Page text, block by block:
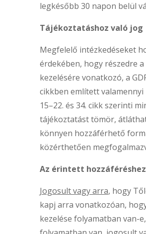
legkésőbb 30 napon belül
Tájékoztatáshoz való jog
Megfelelő intézkedéseket
érdekében, hogy részedre
kezelésére vonatkozó, a
cikkben említett
15–22. és 34. cikk szerinti
tájékoztatást tömör,
könnyen hozzáférhető
közérthetően
Az érintett
Jogosult vagy arra, hogy
kapj arra vonatkozóan,
kezelése folyamatban van-